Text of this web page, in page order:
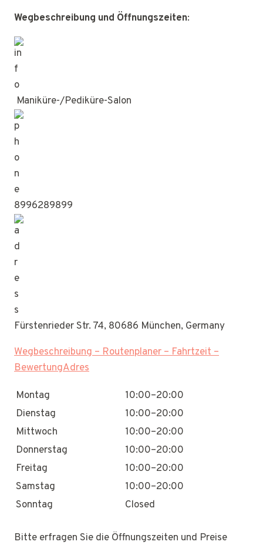
Wegbeschreibung und Öffnungszeiten:
Maniküre-/Pediküre-Salon
8996289899
Fürstenrieder Str. 74, 80686 München, Germany
Wegbeschreibung – Routenplaner – Fahrtzeit –
BewertungAdres
Montag
10:00–20:00
Dienstag
10:00–20:00
Mittwoch
10:00–20:00
Donnerstag
10:00–20:00
Freitag
10:00–20:00
Samstag
10:00–20:00
Sonntag
Closed
Bitte erfragen Sie die Öffnungszeiten und Preise